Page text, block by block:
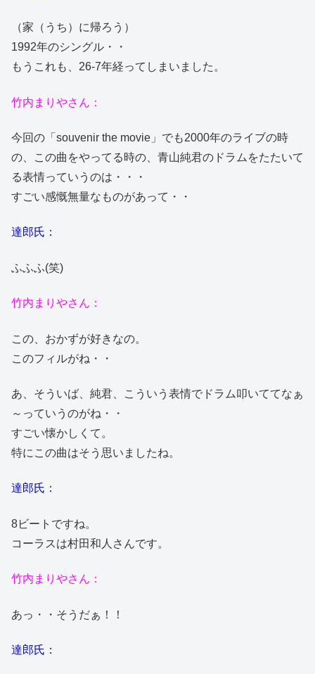
（家（うち）に帰ろう）
1992年のシングル・・
もうこれも、26-7年経ってしまいました。
竹内まりやさん：
今回の「souvenir the movie」でも2000年のライブの時
の、この曲をやってる時の、青山純君のドラムをたたいて
る表情っていうのは・・・
すごい感慨無量なものがあって・・
達郎氏：
ふふふ(笑)
竹内まりやさん：
この、おかずが好きなの。
このフィルがね・・
あ、そういば、純君、こういう表情でドラム叩いててなぁ
～っていうのがね・・
すごい懐かしくて。
特にこの曲はそう思いましたね。
達郎氏：
8ビートですね。
コーラスは村田和人さんです。
竹内まりやさん：
あっ・・そうだぁ！！
達郎氏：